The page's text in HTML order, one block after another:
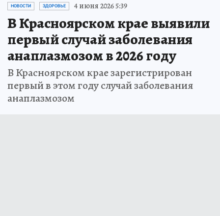
НОВОСТИ ЗДОРОВЬЕ 4 июня 2026 5:39
В Красноярском крае выявили
первый случай заболевания
анаплазмозом в 2026 году
В Красноярском крае зарегистрирован
первый в этом году случай заболевания
анаплазмозом